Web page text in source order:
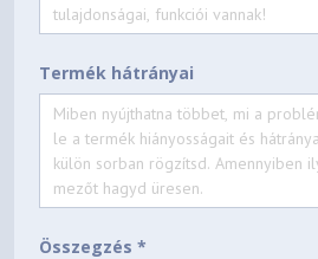
Termék hátrányai
Összegzés *